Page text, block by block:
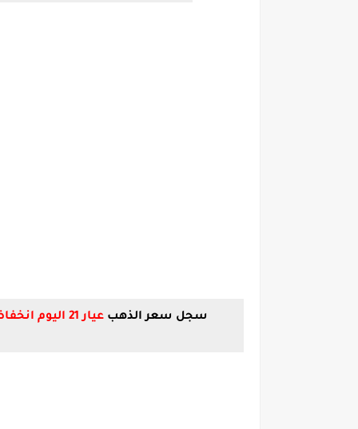
سجل سعر الذهبعيار 21 اليوم انخفاضا عند مستوى 2480 جنيها للبيع، 2450 جنيها للشراء